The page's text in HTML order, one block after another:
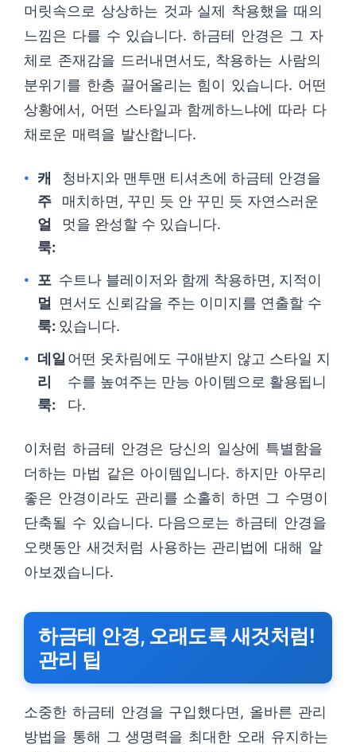
머릿속으로 상상하는 것과 실제 착용했을 때의
느낌은 다를 수 있습니다. 하금테 안경은 그 자
체로 존재감을 드러내면서도, 착용하는 사람의
분위기를 한층 끌어올리는 힘이 있습니다. 어떤
상황에서, 어떤 스타일과 함께하느냐에 따라 다
채로운 매력을 발산합니다.
캐
주
얼
룩:
청바지와 맨투맨 티셔츠에 하금테 안경을
매치하면, 꾸민 듯 안 꾸민 듯 자연스러운
멋을 완성할 수 있습니다.
포
멀
룩:
수트나 블레이저와 함께 착용하면, 지적이
면서도 신뢰감을 주는 이미지를 연출할 수
있습니다.
데일
리
룩:
어떤 옷차림에도 구애받지 않고 스타일 지
수를 높여주는 만능 아이템으로 활용됩니
다.
이처럼 하금테 안경은 당신의 일상에 특별함을
더하는 마법 같은 아이템입니다. 하지만 아무리
좋은 안경이라도 관리를 소홀히 하면 그 수명이
단축될 수 있습니다. 다음으로는 하금테 안경을
오랫동안 새것처럼 사용하는 관리법에 대해 알
아보겠습니다.
하금테 안경, 오래도록 새것처럼!
관리 팁
소중한 하금테 안경을 구입했다면, 올바른 관리
방법을 통해 그 생명력을 최대한 오래 유지하는